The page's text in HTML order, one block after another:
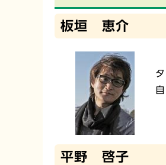
板垣 恵介
平野 啓子